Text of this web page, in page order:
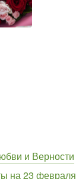
и Верности
на 23 февраля